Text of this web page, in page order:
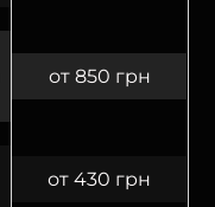
от 850 грн
от 430 грн